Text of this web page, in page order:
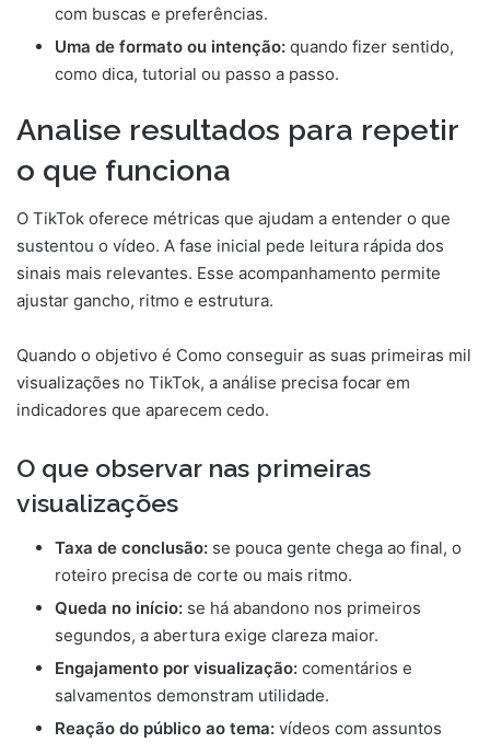
com buscas e preferências.
Uma de formato ou intenção: quando fizer sentido,
como dica, tutorial ou passo a passo.
Analise resultados para repetir
o que funciona
O TikTok oferece métricas que ajudam a entender o que
sustentou o vídeo. A fase inicial pede leitura rápida dos
sinais mais relevantes. Esse acompanhamento permite
ajustar gancho, ritmo e estrutura.
Quando o objetivo é Como conseguir as suas primeiras mil
visualizações no TikTok, a análise precisa focar em
indicadores que aparecem cedo.
O que observar nas primeiras
visualizações
Taxa de conclusão: se pouca gente chega ao final, o
roteiro precisa de corte ou mais ritmo.
Queda no início: se há abandono nos primeiros
segundos, a abertura exige clareza maior.
Engajamento por visualização: comentários e
salvamentos demonstram utilidade.
Reação do público ao tema: vídeos com assuntos